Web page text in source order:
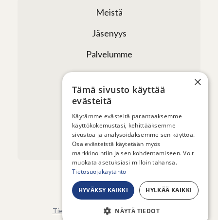
Meistä
Jäsenyys
Palvelumme
Verkostomme
Tapahtumat
Uutiset ja artikkelit
Yhteystiedot
© 2026 - Sauna from Finland ry
Tietosuojaseloste- Evästeasetukset
×
Tämä sivusto käyttää
evästeitä
Käytämme evästeitä parantaaksemme
käyttökokemustasi, kehittääksemme
sivustoa ja analysoidaksemme sen käyttöä.
Osa evästeistä käytetään myös
markkinointiin ja sen kohdentamiseen. Voit
muokata asetuksiasi milloin tahansa.
Tietosuojakäytäntö
HYVÄKSY KAIKKI HYLKÄÄ KAIKKI
NÄYTÄ TIEDOT